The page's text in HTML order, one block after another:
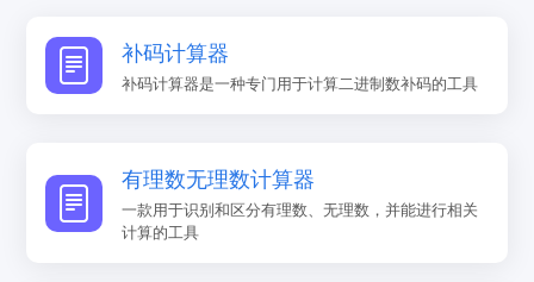
补码计算器
补码计算器是一种专门用于计算二进制数补码的工具
有理数无理数计算器
一款用于识别和区分有理数、无理数，并能进行相关
计算的工具